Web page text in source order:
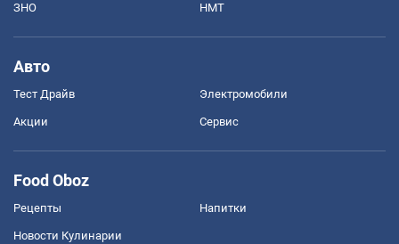
ЗНО НМТ
Авто
Тест Драйв Электромобили
Акции Сервис
Food Oboz
Рецепты Напитки
Новости Кулинарии